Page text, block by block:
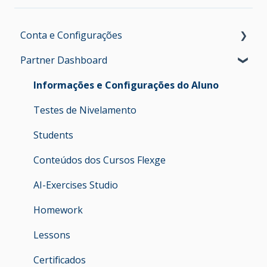
Conta e Configurações
Acesso ao Partner Dashboard
Perfil e Configurações
Placement Test Link
Test User
Site do Professor
Company Users
Partner Dashboard
Informações e Configurações do Aluno
Testes de Nivelamento
Students
Conteúdos dos Cursos Flexge
AI-Exercises Studio
Homework
Lessons
Certificados